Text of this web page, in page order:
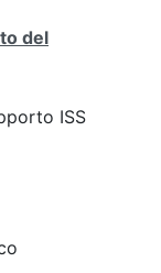
del
ISS